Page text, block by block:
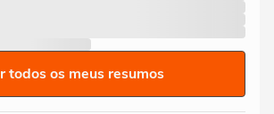
todos os meus resumos